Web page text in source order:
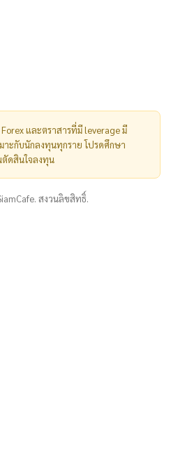
และตราสารที่มี leverage มี
าะกับนักลงทุนทุกราย โปรดศึกษา
ตัดสินใจลงทุน
สงวนลิขสิทธิ์.